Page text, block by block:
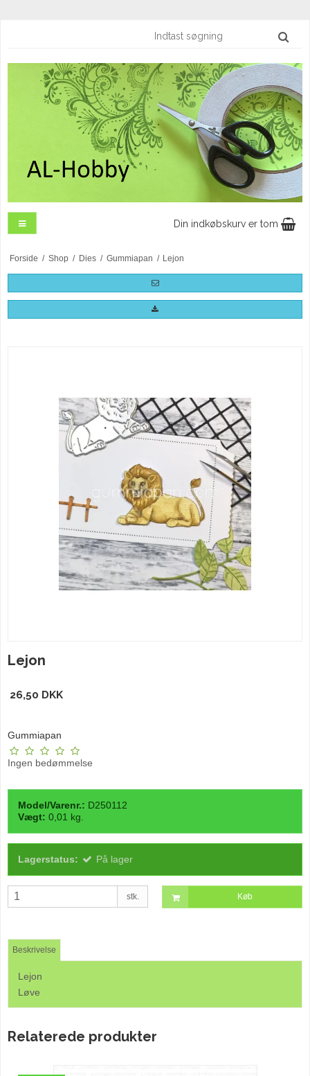
Din indkøbskurv er tom
Forside / Shop / Dies / Gummiapan / Lejon
Lejon
26,50 DKK
Gummiapan
Ingen bedømmelse
Model/Varenr.: D250112
Vægt: 0,01 kg.
Lagerstatus: På lager
stk. Køb
Beskrivelse
Lejon
Løve
Relaterede produkter